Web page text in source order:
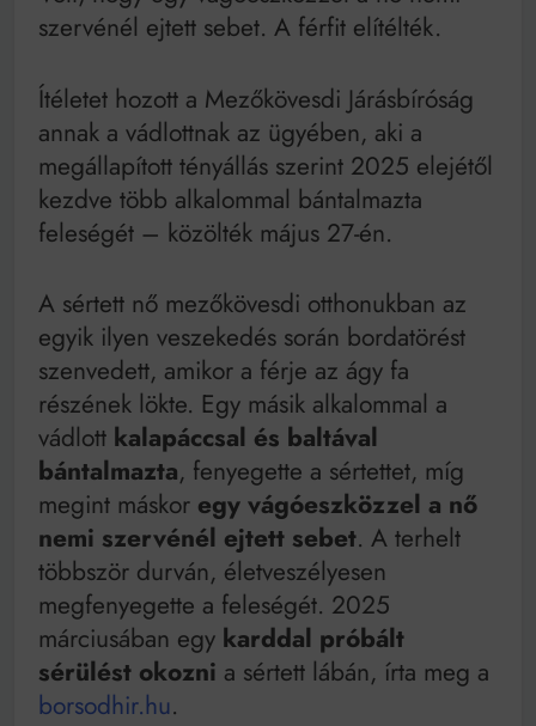
Mindenki a világot akarja uralni – de nem csak a 80-
as években
szervénél ejtett sebet. A férfit elítélték.
Ítéletet hozott a Mezőkövesdi Járásbíróság
annak a vádlottnak az ügyében, aki a
megállapított tényállás szerint 2025 elejétől
kezdve több alkalommal bántalmazta
feleségét – közölték május 27-én.
A sértett nő mezőkövesdi otthonukban az
egyik ilyen veszekedés során bordatörést
szenvedett, amikor a férje az ágy fa
részének lökte. Egy másik alkalommal a
vádlott kalapáccsal és baltával
bántalmazta, fenyegette a sértettet, míg
megint máskor egy vágóeszközzel a nő
nemi szervénél ejtett sebet. A terhelt
többször durván, életveszélyesen
megfenyegette a feleségét. 2025
márciusában egy karddal próbált
sérülést okozni a sértett lábán, írta meg a
borsodhir.hu.